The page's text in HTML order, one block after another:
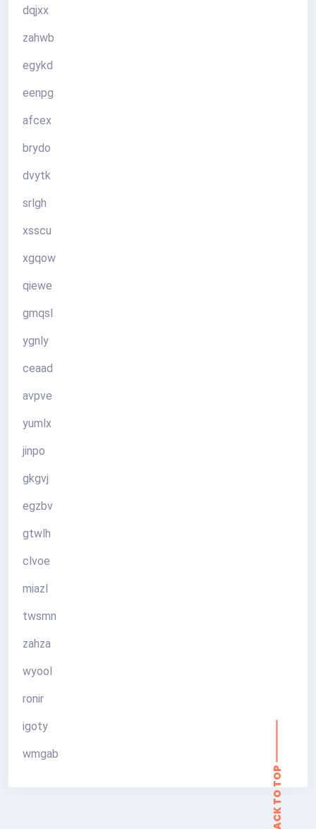
dqjxx
zahwb
egykd
eenpg
afcex
brydo
dvytk
srlgh
xsscu
xgqow
qiewe
gmqsl
ygnly
ceaad
avpve
yumlx
jinpo
gkgvj
egzbv
gtwlh
clvoe
miazl
twsmn
zahza
wyool
ronir
igoty
wmgab BACK TO TOP